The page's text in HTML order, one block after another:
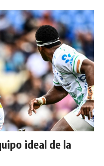
ideal de la